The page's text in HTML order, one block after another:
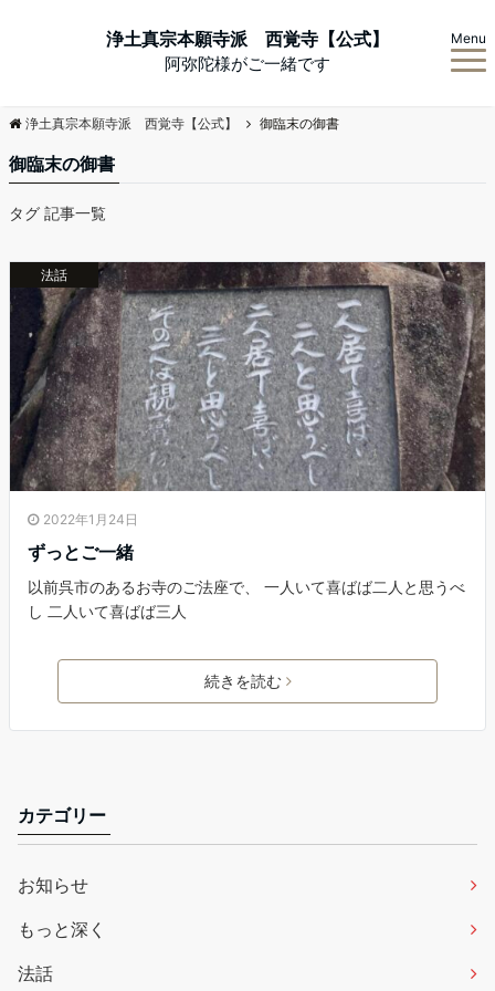
浄土真宗本願寺派 西覚寺【公式】
阿弥陀様がご一緒です
Menu
浄土真宗本願寺派 西覚寺【公式】 御臨末の御書
御臨末の御書
タグ 記事一覧
法話
2022年1月24日
ずっとご一緒
以前呉市のあるお寺のご法座で、 一人いて喜ばば二人と思うべ
し 二人いて喜ばば三人
続きを読む
カテゴリー
お知らせ
もっと深く
法話